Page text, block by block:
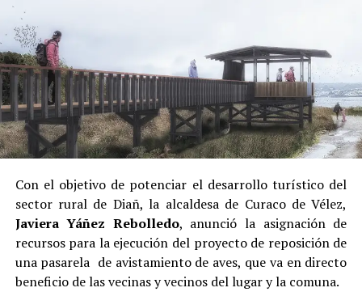
Con el objetivo de potenciar el desarrollo turístico del
sector rural de Diañ, la alcaldesa de Curaco de Vélez,
Javiera Yáñez Rebolledo, anunció la asignación de
recursos para la ejecución del proyecto de reposición de
una pasarela de avistamiento de aves, que va en directo
beneficio de las vecinas y vecinos del lugar y la comuna.